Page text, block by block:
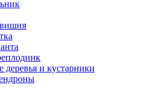
деревья и кустарники